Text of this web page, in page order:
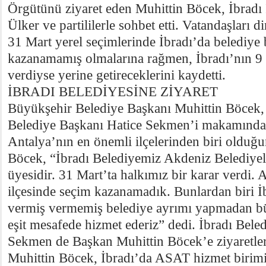
Örgütünü ziyaret eden Muhittin Böcek, İbradı
Ülker ve partililerle sohbet etti. Vatandaşları
31 Mart yerel seçimlerinde İbradı’da belediye
kazanamamış olmalarına rağmen, İbradı’nın
verdiyse yerine getireceklerini kaydetti.
İBRADI BELEDİYESİNE ZİYARET
Büyükşehir Belediye Başkanı Muhittin Böcek,
Belediye Başkanı Hatice Sekmen’i
Antalya’nın en önemli ilçelerinden biri
Böcek, “İbradı Belediyemiz Akdeniz
üyesidir. 31 Mart’ta halkımız bir karar verdi.
ilçesinde seçim kazanamadık. Bunlardan biri
vermiş vermemiş belediye ayrımı yapmadan
eşit mesafede hizmet ederiz” dedi. İbradı
Sekmen de Başkan Muhittin Böcek’e
Muhittin Böcek, İbradı’da ASAT hizmet